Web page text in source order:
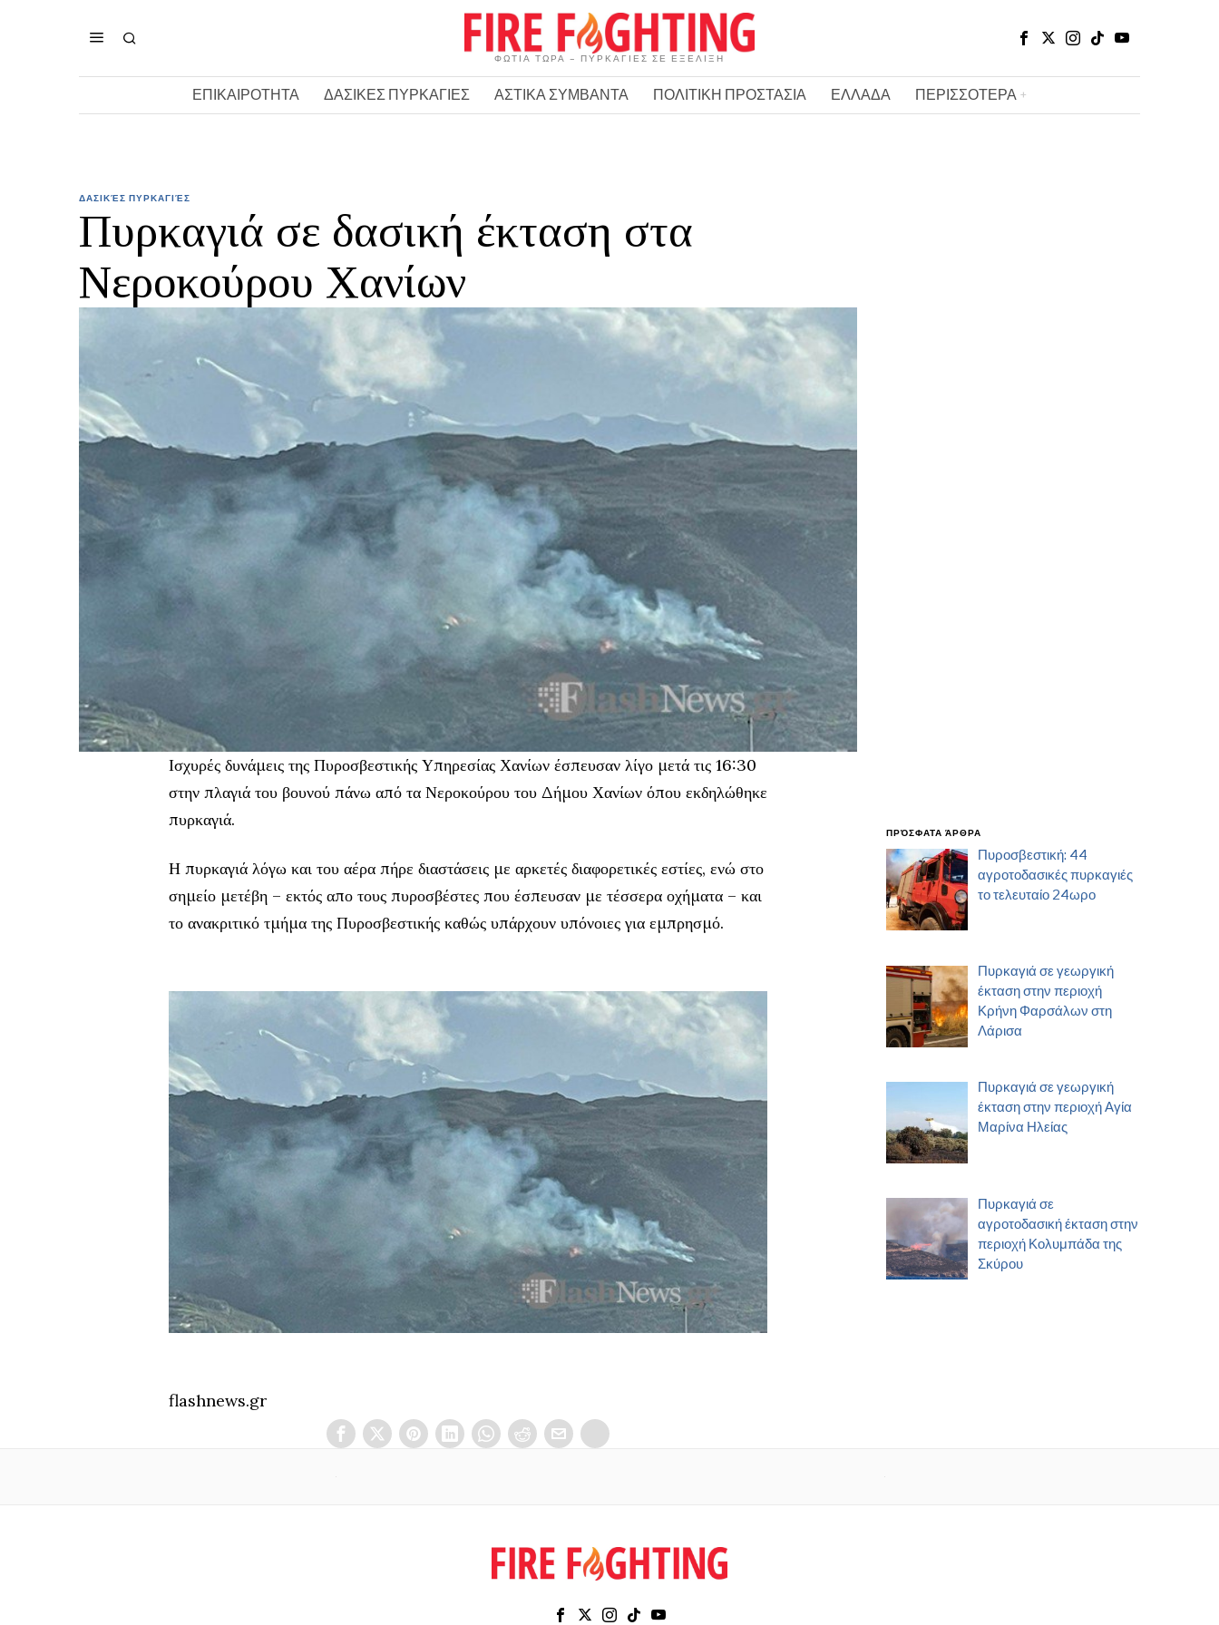
ΦΩΤΙΑ ΤΩΡΑ – ΠΥΡΚΑΓΙΕΣ ΣΕ ΕΞΕΛΙΞΗ
ΕΠΙΚΑΙΡΟΤΗΤΑ ΔΑΣΙΚΕΣ ΠΥΡΚΑΓΙΕΣ ΑΣΤΙΚΑ ΣΥΜΒΑΝΤΑ ΠΟΛΙΤΙΚΗ ΠΡΟΣΤΑΣΙΑ ΕΛΛΑΔΑ ΠΕΡΙΣΣΟΤΕΡΑ
ΔΑΣΙΚΈΣ ΠΥΡΚΑΓΙΈΣ
Πυρκαγιά σε δασική έκταση στα
Νεροκούρου Χανίων
Ισχυρές δυνάμεις της Πυροσβεστικής Υπηρεσίας Χανίων έσπευσαν λίγο μετά τις 16:30
στην πλαγιά του βουνού πάνω από τα Νεροκούρου του Δήμου Χανίων όπου εκδηλώθηκε
πυρκαγιά.
Η πυρκαγιά λόγω και του αέρα πήρε διαστάσεις με αρκετές διαφορετικές εστίες, ενώ στο
σημείο μετέβη – εκτός απο τους πυροσβέστες που έσπευσαν με τέσσερα οχήματα – και
το ανακριτικό τμήμα της Πυροσβεστικής καθώς υπάρχουν υπόνοιες για εμπρησμό.
flashnews.gr
ΠΡΌΣΦΑΤΑ ΆΡΘΡΑ
Πυροσβεστική: 44
αγροτοδασικές πυρκαγιές
το τελευταίο 24ωρο
Πυρκαγιά σε γεωργική
έκταση στην περιοχή
Κρήνη Φαρσάλων στη
Λάρισα
Πυρκαγιά σε γεωργική
έκταση στην περιοχή Αγία
Μαρίνα Ηλείας
Πυρκαγιά σε
αγροτοδασική έκταση στην
περιοχή Κολυμπάδα της
Σκύρου